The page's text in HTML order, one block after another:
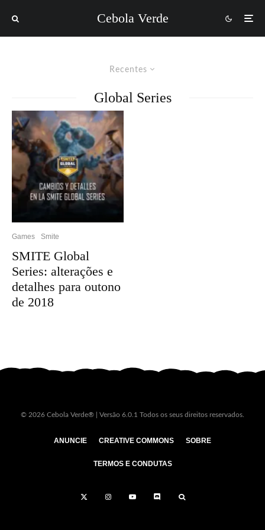
Cebola Verde
Recentes
Global Series
Games Smite
SMITE Global
Series: alterações e
detalhes para outono
de 2018
© 2026 Cebola Verde® | Versão 6.0.1 Todos os seus direitos reservados.
ANUNCIE CREATIVE COMMONS SOBRE
TERMOS E CONDUTAS